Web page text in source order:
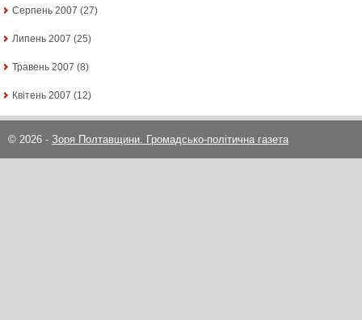
Серпень 2007 (27)
Липень 2007 (25)
Травень 2007 (8)
Квітень 2007 (12)
© 2026 - Зоря Полтавщини. Громадсько-політична газета